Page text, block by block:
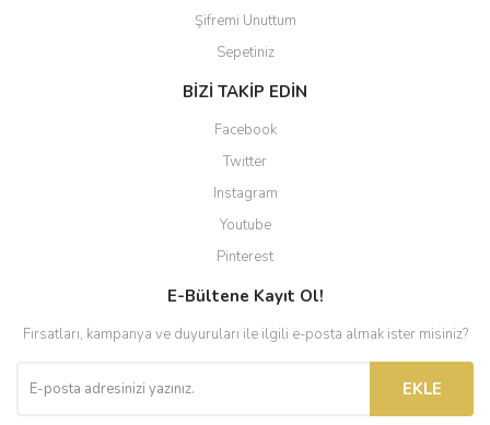
Şifremi Unuttum
Sepetiniz
BİZİ TAKİP EDİN
Facebook
Twitter
Instagram
Youtube
Pinterest
E-Bültene Kayıt Ol!
Fırsatları, kampanya ve duyuruları ile ilgili e-posta almak ister misiniz?
EKLE